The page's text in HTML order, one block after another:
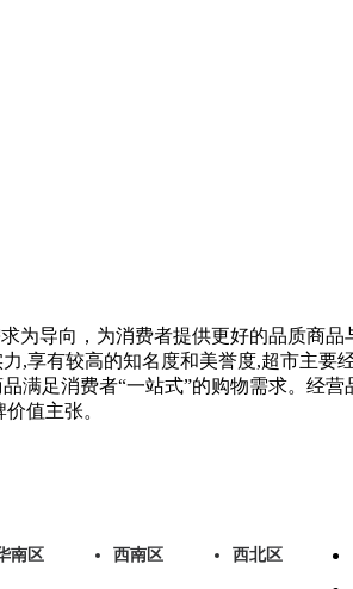
导向，为消费者提供更好的品质商
,享有较高的知名度和美誉度,超市主
满足消费者“一站式”的购物需求。经
值主张。
南区 西南区 西北区